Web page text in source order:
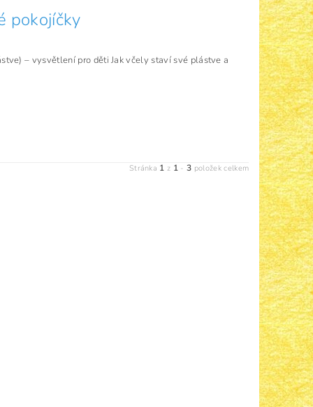
pokojíčky
– vysvětlení pro děti Jak včely staví své plástve a
Stránka 1 z 1 -3 položek celkem